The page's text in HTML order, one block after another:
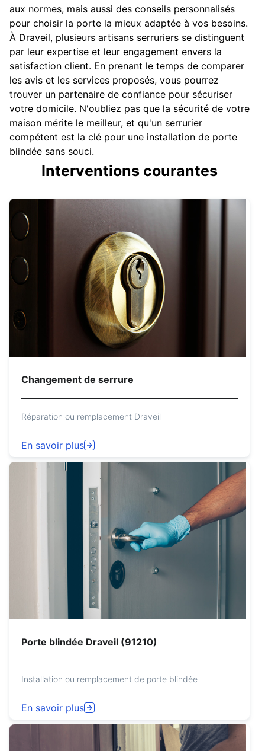
aux normes, mais aussi des conseils personnalisés
pour choisir la porte la mieux adaptée à vos besoins.
À Draveil, plusieurs artisans serruriers se distinguent
par leur expertise et leur engagement envers la
satisfaction client. En prenant le temps de comparer
les avis et les services proposés, vous pourrez
trouver un partenaire de confiance pour sécuriser
votre domicile. N'oubliez pas que la sécurité de votre
maison mérite le meilleur, et qu'un serrurier
compétent est la clé pour une installation de porte
blindée sans souci.
Interventions courantes
Changement de serrure
Réparation ou remplacement Draveil
En savoir plus
Porte blindée Draveil (91210)
Installation ou remplacement de porte blindée
En savoir plus